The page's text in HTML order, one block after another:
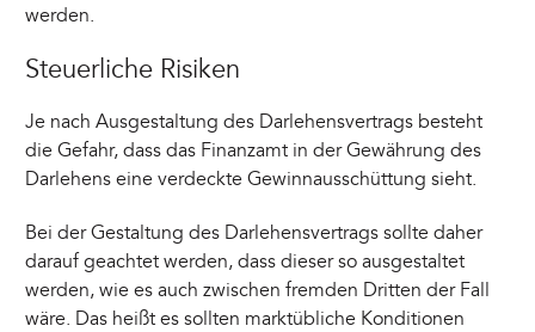
werden.
Steuerliche Risiken
Je nach Ausgestaltung des Darlehensvertrags besteht
die Gefahr, dass das Finanzamt in der Gewährung des
Darlehens eine verdeckte Gewinnausschüttung sieht.
Bei der Gestaltung des Darlehensvertrags sollte daher
darauf geachtet werden, dass dieser so ausgestaltet
werden, wie es auch zwischen fremden Dritten der Fall
wäre. Das heißt es sollten marktübliche Konditionen